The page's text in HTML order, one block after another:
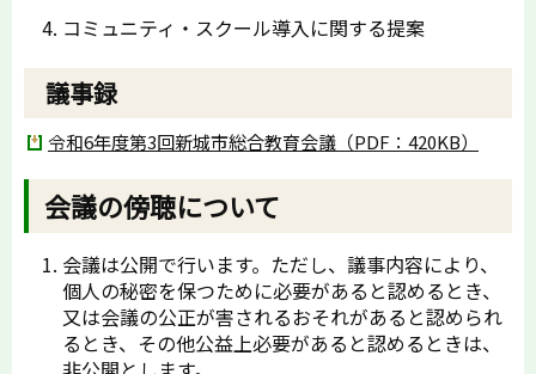
コミュニティ・スクール導入に関する提案
議事録
令和6年度第3回新城市総合教育会議（PDF：420KB）
会議の傍聴について
会議は公開で行います。ただし、議事内容により、
個人の秘密を保つために必要があると認めるとき、
又は会議の公正が害されるおそれがあると認められ
るとき、その他公益上必要があると認めるときは、